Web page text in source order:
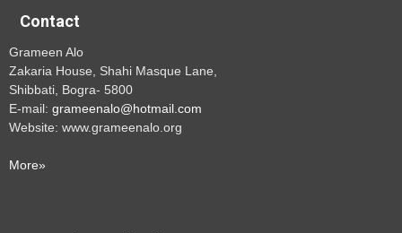
Contact
Grameen Alo
Zakaria House, Shahi Masque Lane,
Shibbati, Bogra- 5800
E-mail: grameenalo@hotmail.com
Website: www.grameenalo.org
More»